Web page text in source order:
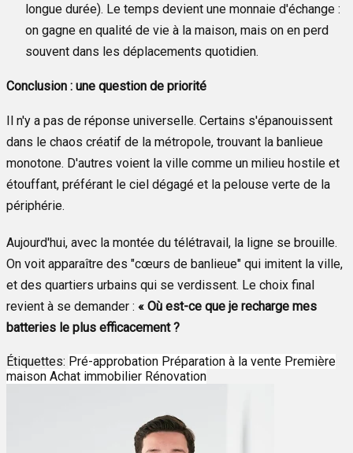
longue durée). Le temps devient une monnaie d'échange :
on gagne en qualité de vie à la maison, mais on en perd
souvent dans les déplacements quotidien.
Conclusion : une question de priorité
Il n'y a pas de réponse universelle. Certains s'épanouissent
dans le chaos créatif de la métropole, trouvant la banlieue
monotone. D'autres voient la ville comme un milieu hostile et
étouffant, préférant le ciel dégagé et la pelouse verte de la
périphérie.
Aujourd'hui, avec la montée du télétravail, la ligne se brouille.
On voit apparaître des "cœurs de banlieue" qui imitent la ville,
et des quartiers urbains qui se verdissent. Le choix final
revient à se demander : « Où est-ce que je recharge mes
batteries le plus efficacement ?
Étiquettes: Pré-approbation Préparation à la vente Première
maison Achat immobilier Rénovation